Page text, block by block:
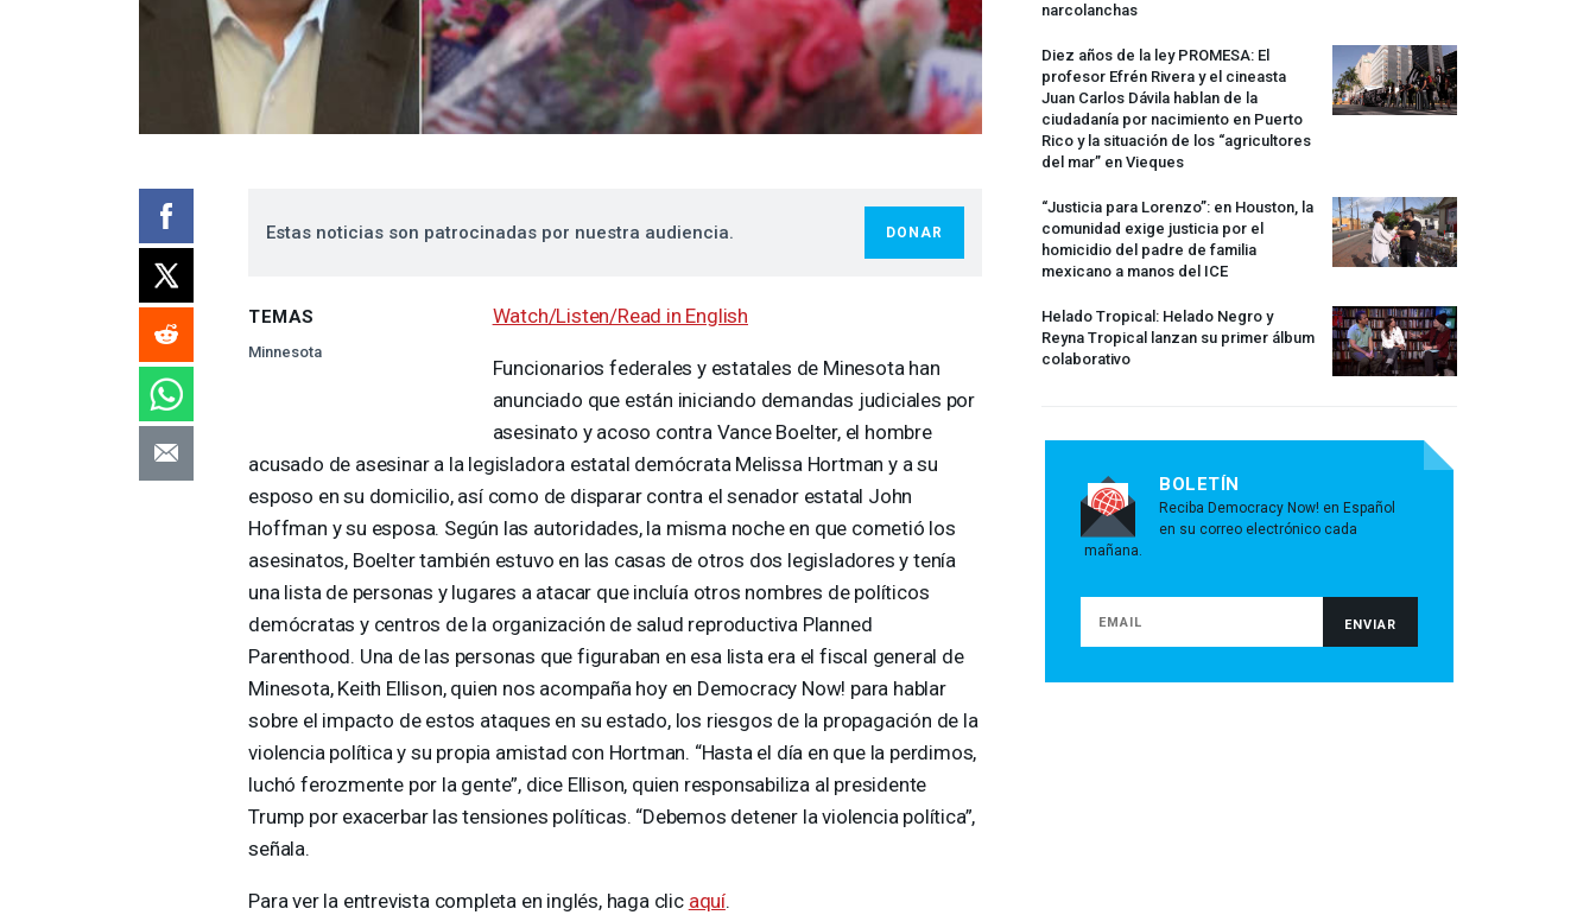
Estas noticias son patrocinadas por nuestra audiencia. DONAR
TEMAS
Minnesota
Watch/Listen/Read in English
Funcionarios federales y estatales de Minesota han
anunciado que están iniciando demandas judiciales por
asesinato y acoso contra Vance Boelter, el hombre
acusado de asesinar a la legisladora estatal demócrata Melissa Hortman y a su
esposo en su domicilio, así como de disparar contra el senador estatal John
Hoffman y su esposa. Según las autoridades, la misma noche en que cometió los
asesinatos, Boelter también estuvo en las casas de otros dos legisladores y tenía
una lista de personas y lugares a atacar que incluía otros nombres de políticos
demócratas y centros de la organización de salud reproductiva Planned
Parenthood. Una de las personas que figuraban en esa lista era el fiscal general de
Minesota, Keith Ellison, quien nos acompaña hoy en Democracy Now! para hablar
sobre el impacto de estos ataques en su estado, los riesgos de la propagación de la
violencia política y su propia amistad con Hortman. “Hasta el día en que la perdimos,
luchó ferozmente por la gente”, dice Ellison, quien responsabiliza al presidente
Trump por exacerbar las tensiones políticas. “Debemos detener la violencia política”,
señala.
Para ver la entrevista completa en inglés, haga clic aquí.
narcolanchas
Diez años de la ley PROMESA: El
profesor Efrén Rivera y el cineasta
Juan Carlos Dávila hablan de la
ciudadanía por nacimiento en Puerto
Rico y la situación de los “agricultores
del mar” en Vieques
“Justicia para Lorenzo”: en Houston, la
comunidad exige justicia por el
homicidio del padre de familia
mexicano a manos del ICE
Helado Tropical: Helado Negro y
Reyna Tropical lanzan su primer álbum
colaborativo
BOLETÍN
Reciba Democracy Now! en Español
en su correo electrónico cada
mañana.